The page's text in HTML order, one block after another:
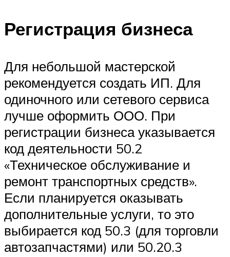
Регистрация бизнеса
Для небольшой мастерской
рекомендуется создать ИП. Для
одиночного или сетевого сервиса
лучше оформить ООО. При
регистрации бизнеса указывается
код деятельности 50.2
«Техническое обслуживание и
ремонт транспортных средств».
Если планируется оказывать
дополнительные услуги, то это
выбирается код 50.3 (для торговли
автозапчастями) или 50.20.3